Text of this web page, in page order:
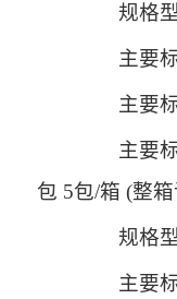
规格
主要
主要
主要
包 5包/箱 (整
规格
主要